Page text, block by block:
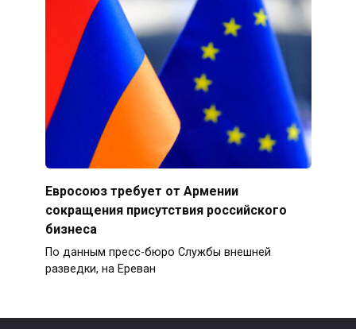
Евросоюз требует от Армении
сокращения присутствия российского
бизнеса
По данным пресс-бюро Службы внешней
разведки, на Ереван